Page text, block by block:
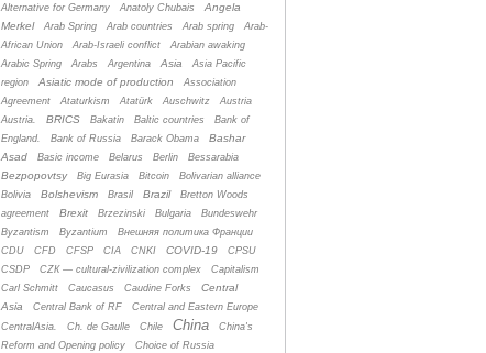
Alternative for Germany
Anatoly Chubais
Angela
Merkel
Arab Spring Arab countries Arab spring
Arab-
African Union
Arab-Israeli conflict
Arabian awaking
Arabic Spring
Arabs Argentina Asia
Asia Pacific
region
Asiatic mode of production
Association
Agreement
Ataturkism Atatürk Auschwitz
Austria
Austria.
BRICS Bakatin Baltic countries
Bank of
England.
Bank of Russia Barack Obama
Bashar
Asad
Basic income Belarus Berlin Bessarabia
Bezpopovtsy Big Eurasia Bitcoin
Bolivarian alliance
Bolivia
Bolshevism Brasil Brazil
Bretton Woods
agreement
Brexit Brzezinski Bulgaria
Bundeswehr
Byzantism
Byzantium
Bнешняя политика Франции
CDU
CFD CFSP CIA CNKI COVID-19
CPSU
CSDP
CZК — cultural-zivilization complex
Capitalism
Carl Schmitt
Caucasus Caudine Forks
Central
Asia
Central Bank of RF
Central and Eastern Europe
CentralAsia.
Ch. de Gaulle Chile China
China's
Reform and Opening policy
Choice of Russia